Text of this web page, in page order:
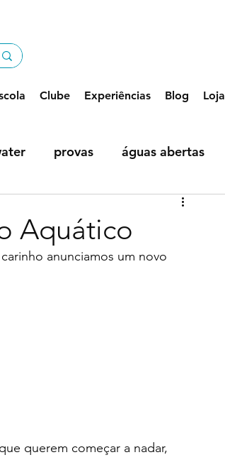
Clube Experiências Blog Loja
provas águas abertas
Aquático
anunciamos um novo
querem começar a nadar,